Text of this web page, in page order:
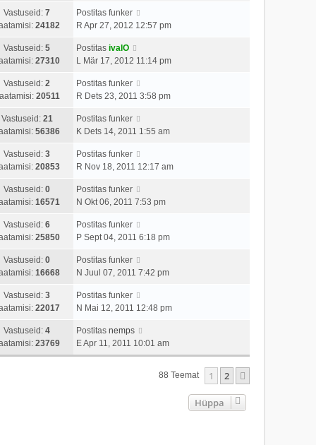
Vastuseid: 7
24182
Postitas funker
R Apr 27, 2012 12:57 pm
Vastuseid: 5
27310
Postitas ivalO
L Mär 17, 2012 11:14 pm
Vastuseid: 2
20511
Postitas funker
R Dets 23, 2011 3:58 pm
Vastuseid: 21
56386
Postitas funker
K Dets 14, 2011 1:55 am
Vastuseid: 3
20853
Postitas funker
R Nov 18, 2011 12:17 am
Vastuseid: 0
16571
Postitas funker
N Okt 06, 2011 7:53 pm
Vastuseid: 6
25850
Postitas funker
P Sept 04, 2011 6:18 pm
Vastuseid: 0
16668
Postitas funker
N Juul 07, 2011 7:42 pm
Vastuseid: 3
22017
Postitas funker
N Mai 12, 2011 12:48 pm
Vastuseid: 4
23769
Postitas nemps
E Apr 11, 2011 10:01 am
88 Teemat 1 2
Hüppa